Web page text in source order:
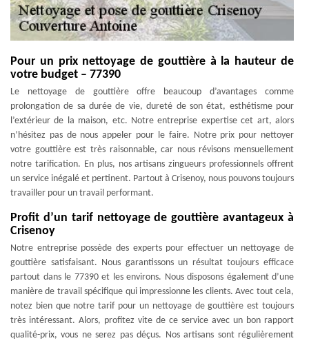
Pour un prix nettoyage de gouttière à la hauteur de
votre budget – 77390
Le nettoyage de gouttière offre beaucoup d’avantages comme
prolongation de sa durée de vie, dureté de son état, esthétisme pour
l’extérieur de la maison, etc. Notre entreprise expertise cet art, alors
n’hésitez pas de nous appeler pour le faire. Notre prix pour nettoyer
votre gouttière est très raisonnable, car nous révisons mensuellement
notre tarification. En plus, nos artisans zingueurs professionnels offrent
un service inégalé et pertinent. Partout à Crisenoy, nous pouvons toujours
travailler pour un travail performant.
Profit d’un tarif nettoyage de gouttière avantageux à
Crisenoy
Notre entreprise possède des experts pour effectuer un nettoyage de
gouttière satisfaisant. Nous garantissons un résultat toujours efficace
partout dans le 77390 et les environs. Nous disposons également d’une
manière de travail spécifique qui impressionne les clients. Avec tout cela,
notez bien que notre tarif pour un nettoyage de gouttière est toujours
très intéressant. Alors, profitez vite de ce service avec un bon rapport
qualité-prix, vous ne serez pas déçus. Nos artisans sont régulièrement